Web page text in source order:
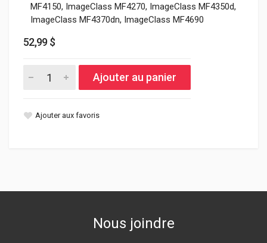
MF4150, ImageClass MF4270, ImageClass MF4350d,
ImageClass MF4370dn, ImageClass MF4690
52,99 $
Ajouter au panier
Ajouter aux favoris
Nous joindre